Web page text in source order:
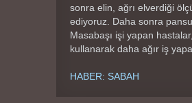
sonra elin, ağrı elverdiği
ediyoruz. Daha sonra
Masabaşı işi yapan
kullanarak daha ağır iş
HABER: SABAH